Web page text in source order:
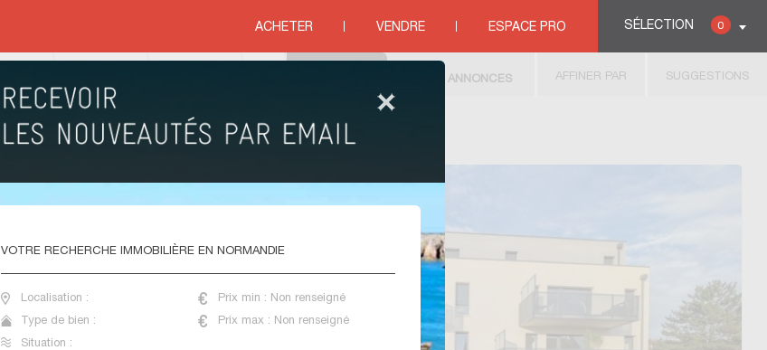
SÉLECTION 0
ACHETER VENDRE ESPACE PRO
IMMOBILIER NEUF NORMANDIE
AFFINER PAR SUGGESTIONS
ANNONCES
VOTRE RECHERCHE IMMOBILIÈRE EN NORMANDIE
Localisation : Prix min : Non renseigné
Type de bien : Prix max : Non renseigné
Situation :